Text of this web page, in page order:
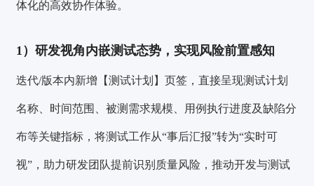
体化的高效协作体验。
1）研发视角内嵌测试态势，实现风险前置感知
迭代/版本内新增【测试计划】页签，直接呈现测试计划
名称、时间范围、被测需求规模、用例执行进度及缺陷分
布等关键指标，将测试工作从“事后汇报”转为“实时可
视”，助力研发团队提前识别质量风险，推动开发与测试